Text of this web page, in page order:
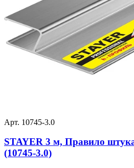
Арт. 10745-3.0
STAYER 3 м, Правило
(10745-3.0)